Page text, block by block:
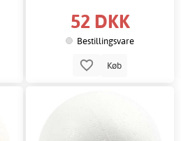
52 DKK
Bestillingsvare
Køb